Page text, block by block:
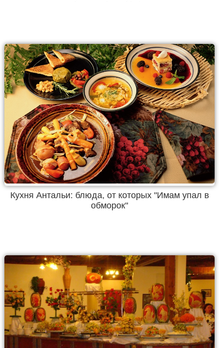
Кухня Антальи: блюда, от которых "Имам упал в
обморок"